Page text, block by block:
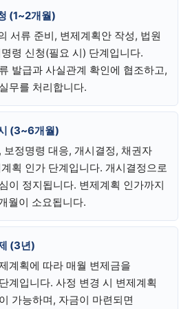
(1~2개월)
서류 준비, 변제계획안 작성, 법원
령 신청(필요 시) 단계입니다.
발급과 사실관계 확인에 협조하고,
무를 처리합니다.
(3~6개월)
보정명령 대응, 개시결정, 채권자
획 인가 단계입니다. 개시결정으로
이 정지됩니다. 변제계획 인가까지
월이 소요됩니다.
(3년)
계획에 따라 매월 변제금을
계입니다. 사정 변경 시 변제계획
가능하며, 자금이 마련되면